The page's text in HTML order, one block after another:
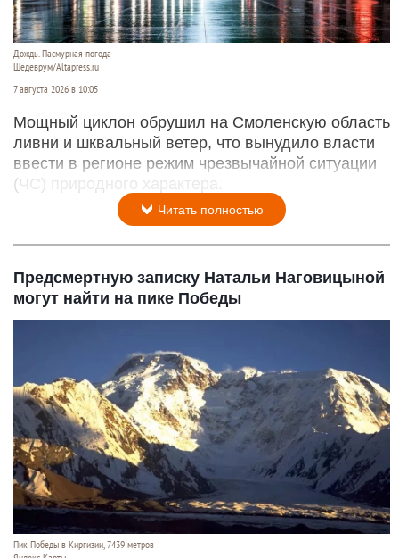
Дождь. Пасмурная погода
Шедеврум/Altapress.ru
7 августа 2026 в 10:05
Мощный циклон обрушил на Смоленскую область
ливни и шквальный ветер, что вынудило власти
ввести в регионе режим чрезвычайной ситуации
(ЧС) природного характера.
Читать полностью
Предсмертную записку Натальи Наговицыной
могут найти на пике Победы
Пик Победы в Киргизии, 7439 метров